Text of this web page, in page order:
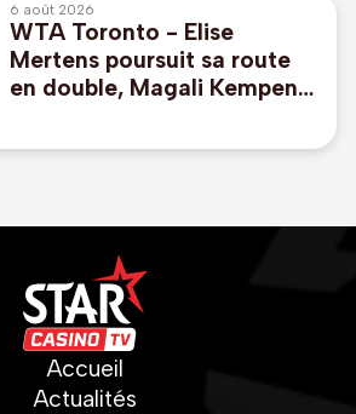
6 août 2026
WTA Toronto - Elise
Mertens poursuit sa route
en double, Magali Kempen
Accueil
Actualités